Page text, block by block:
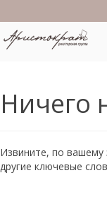
Ничего
Извините, по вашему
другие ключевые